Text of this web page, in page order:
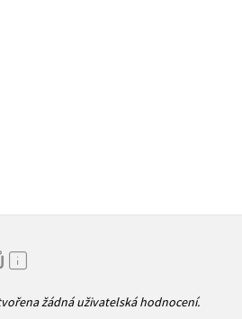
žádná uživatelská hodnocení.